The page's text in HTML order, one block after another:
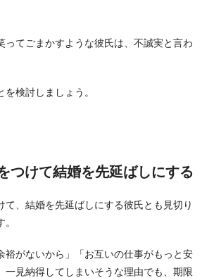
ってごまかすような彼氏は、不誠実と言わ
検討しましょう。
つけて結婚を先延ばしにする
て、結婚を先延ばしにする彼氏とも見切り
裕がないから」「お互いの仕事がもっと安
一見納得してしまいそうな理由でも、期限